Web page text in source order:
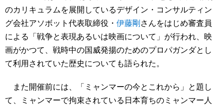
のカリキュラムを展開しているデザイン・コンサルティン
グ会社アソボット代表取締役・ 伊藤剛さんをはじめ審査員
による「戦争と表現あるいは映画について」が行われ、映
画がかつて、戦時中の国威発揚のためのプロパガンダとし
て利用されていた歴史についても語られた。
また開催前には、「ミャンマーの今とこれから」と題し
て、ミャンマーで拘束されている日本育ちのミャンマー人